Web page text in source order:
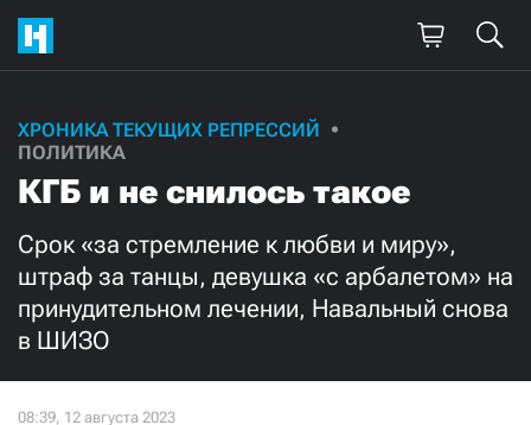
ХРОНИКА ТЕКУЩИХ РЕПРЕССИЙ
ПОЛИТИКА
КГБ и не снилось такое
Срок «за стремление к любви и миру»,
штраф за танцы, девушка «с арбалетом» на
принудительном лечении, Навальный снова
в ШИЗО
Поддержите
3000 1000